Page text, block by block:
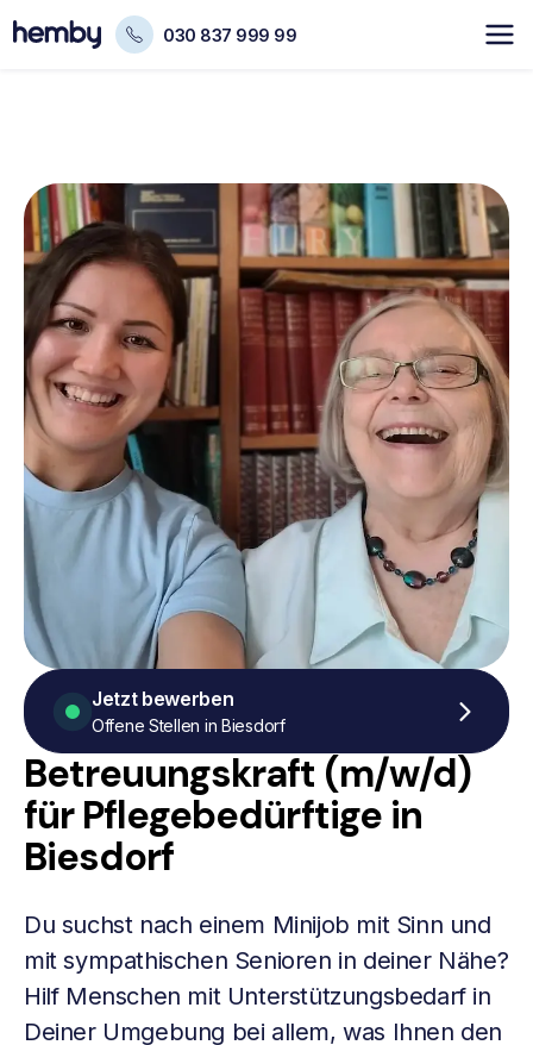
030 837 999 99
Betreuungskraft (m/w/d)
für Pflegebedürftige in
Biesdorf
Du suchst nach einem Minijob mit Sinn und
mit sympathischen Senioren in deiner Nähe?
Hilf Menschen mit Unterstützungsbedarf in
Deiner Umgebung bei allem, was Ihnen den
Jetzt bewerben
Offene Stellen in Biesdorf